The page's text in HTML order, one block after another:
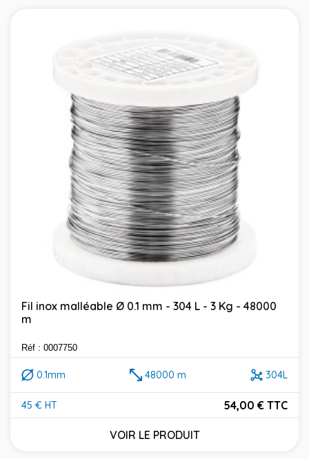
Fil inox malléable Ø 0.1 mm - 304 L - 3 Kg - 48000
m
Réf : 0007750
0.1mm 48000 m 304L
45 € HT
Prix
54,00 € TTC
VOIR LE PRODUIT